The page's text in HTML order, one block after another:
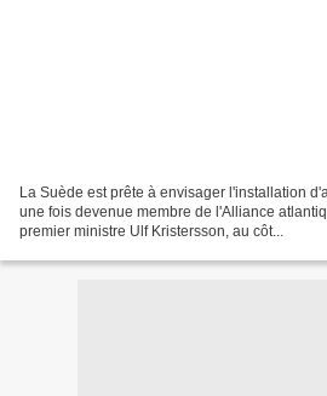
La Suède est prête à envisager l'installation
une fois devenue membre de l'Alliance
premier ministre Ulf Kristersson, au côt...